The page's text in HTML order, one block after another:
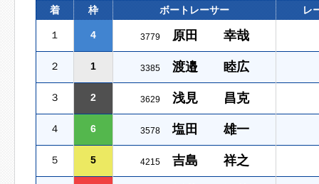
着 枠 ボートレーサー レ
１ 4 3779 原田 幸哉
２ 1 3385 渡邉 睦広
３ 2 3629 浅見 昌克
４ 6 3578 塩田 雄一
５ 5 4215 吉島 祥之